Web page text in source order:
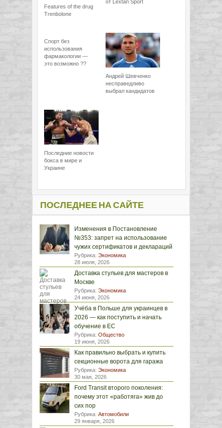
Features of the drug
Trenbolone
от Lextan Sport
Спорт без
использования
фармакологии —
это возможно ??
Андрей Шевченко
несправедливо
выбрал кандидатов
Последние новости
бокса в мире и
Украине
ПОСЛЕДНЕЕ НА САЙТЕ
Изменения в Постановление
№353: запрет на использование
чужих сертификатов и деклараций
Рубрика: Экономика
28 июля, 2026
Доставка стульев для мастеров в
Москве
Рубрика: Экономика
24 июня, 2026
Учёба в Польше для украинцев в
2026 — как поступить и начать
обучение в ЕС
Рубрика: Общество
19 июня, 2026
Как правильно выбрать и купить
секционные ворота для гаража
Рубрика: Экономика
30 мая, 2026
Ford Transit второго поколения:
почему этот «работяга» жив до
сих пор
Рубрика: Автомобили
29 января, 2026